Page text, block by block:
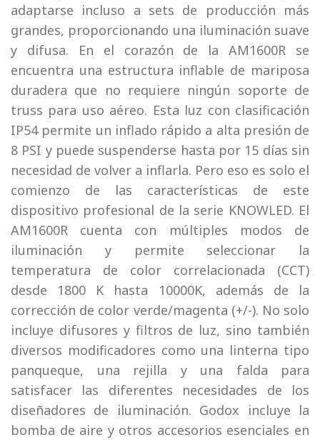
adaptarse incluso a sets de producción más
grandes, proporcionando una iluminación suave
y difusa. En el corazón de la AM1600R se
encuentra una estructura inflable de mariposa
duradera que no requiere ningún soporte de
truss para uso aéreo. Esta luz con clasificación
IP54 permite un inflado rápido a alta presión de
8 PSI y puede suspenderse hasta por 15 días sin
necesidad de volver a inflarla. Pero eso es solo el
comienzo de las características de este
dispositivo profesional de la serie KNOWLED. El
AM1600R cuenta con múltiples modos de
iluminación y permite seleccionar la
temperatura de color correlacionada (CCT)
desde 1800 K hasta 10000K, además de la
corrección de color verde/magenta (+/-). No solo
incluye difusores y filtros de luz, sino también
diversos modificadores como una linterna tipo
panqueque, una rejilla y una falda para
satisfacer las diferentes necesidades de los
diseñadores de iluminación. Godox incluye la
bomba de aire y otros accesorios esenciales en